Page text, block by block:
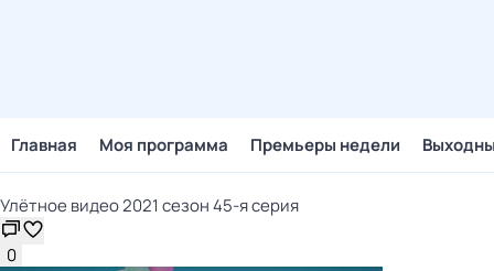
Главная Моя программа Премьеры недели
Улётное видео 2021 сезон 45-я серия
0